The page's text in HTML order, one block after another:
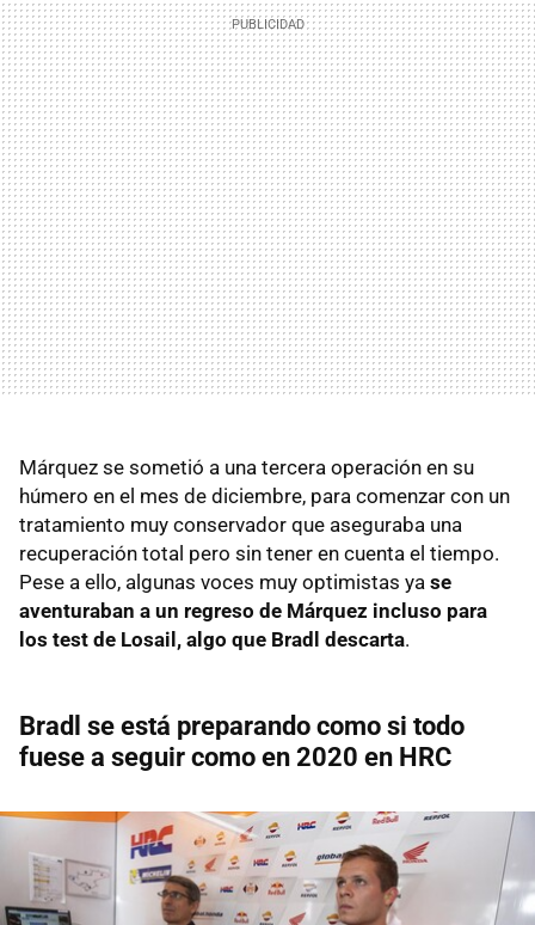
Márquez se sometió a una tercera operación en su
húmero en el mes de diciembre, para comenzar con un
tratamiento muy conservador que aseguraba una
recuperación total pero sin tener en cuenta el tiempo.
Pese a ello, algunas voces muy optimistas ya se
aventuraban a un regreso de Márquez incluso para
los test de Losail, algo que Bradl descarta.
Bradl se está preparando como si todo
fuese a seguir como en 2020 en HRC